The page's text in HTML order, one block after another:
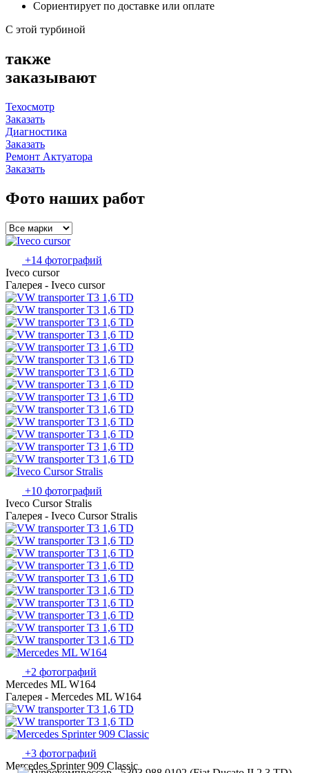
Сориентирует по доставке или оплате
С этой турбиной
также
заказывают
Техосмотр
Заказать
Диагностика
Заказать
Ремонт Актуатора
Заказать
Фото наших работ
+14 фотографий
Iveco cursor
Галерея - Iveco cursor
+10 фотографий
Iveco Cursor Stralis
Галерея - Iveco Cursor Stralis
+2 фотографий
Mercedes ML W164
Галерея - Mercedes ML W164
+3 фотографий
Mercedes Sprinter 909 Classic